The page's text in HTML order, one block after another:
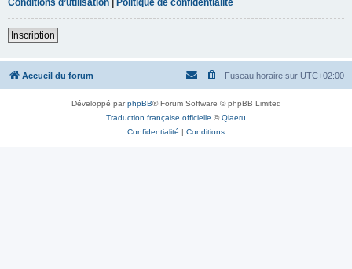
Inscription
Accueil du forum Fuseau horaire sur UTC+02:00
Développé parphpBB® Forum Software © phpBB Limited
Traduction française officielle ©Qiaeru
Confidentialité | Conditions